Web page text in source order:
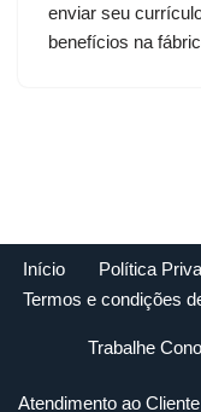
enviar seu
benefícios na
Início Política
Termos e condições
Trabalhe
Atendimento ao Cliente